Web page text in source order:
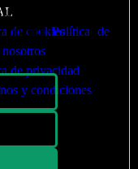
de cookies
de privacidad
y condiciones
sitio web y
nuestraPolítica de